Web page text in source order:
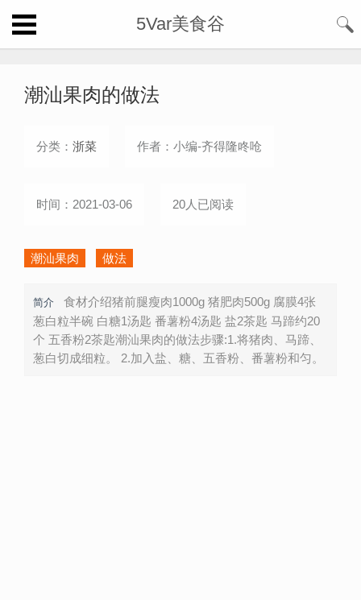
5Var美食谷
潮汕果肉的做法
分类： 浙菜 作者：小编-齐得隆咚呛
时间：2021-03-06 20人已阅读
潮汕果肉 做法
简介
食材介绍猪前腿瘦肉1000g 猪肥肉500g 腐膜4张
葱白粒半碗 白糖1汤匙 番薯粉4汤匙 盐2茶匙 马蹄约20
个 五香粉2茶匙潮汕果肉的做法步骤:1.将猪肉、马蹄、
葱白切成细粒。 2.加入盐、糖、五香粉、番薯粉和匀。